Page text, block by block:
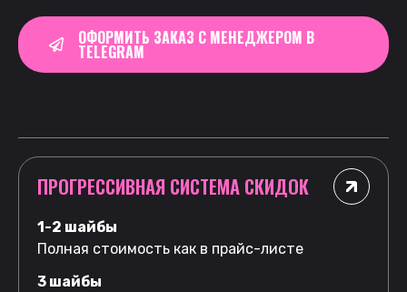
ОФОРМИТЬ ЗАКАЗ С МЕНЕДЖЕРОМ В
TELEGRAM
ПРОГРЕССИВНАЯ СИСТЕМА СКИДОК
1-2 шайбы
Полная стоимость как в прайс-листе
3 шайбы